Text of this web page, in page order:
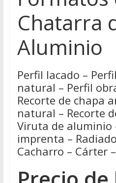
Chatarra
Aluminio
Perfil lacado –
natural – Perfil
Recorte de chapa
natural – Recorte
Viruta de aluminio
imprenta –
Cacharro – Cárter